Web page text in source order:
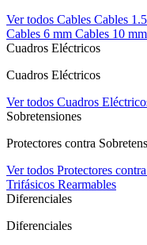
Ver todos Cables Cables
Cables 6 mm Cables 10 mm
Cuadros Eléctricos
Cuadros Eléctricos
Ver todos Cuadros
Sobretensiones
Protectores contra
Ver todos Protectores
Trifásicos Rearmables
Diferenciales
Diferenciales